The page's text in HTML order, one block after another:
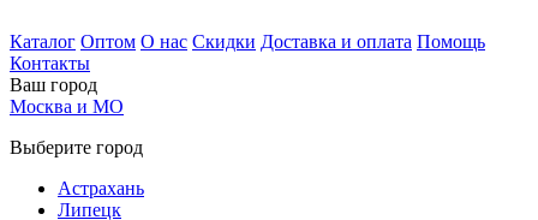
Каталог Оптом О нас Скидки Доставка и оплата Помощь
Контакты
Ваш город
Москва и МО
Выберите город
Астрахань
Липецк